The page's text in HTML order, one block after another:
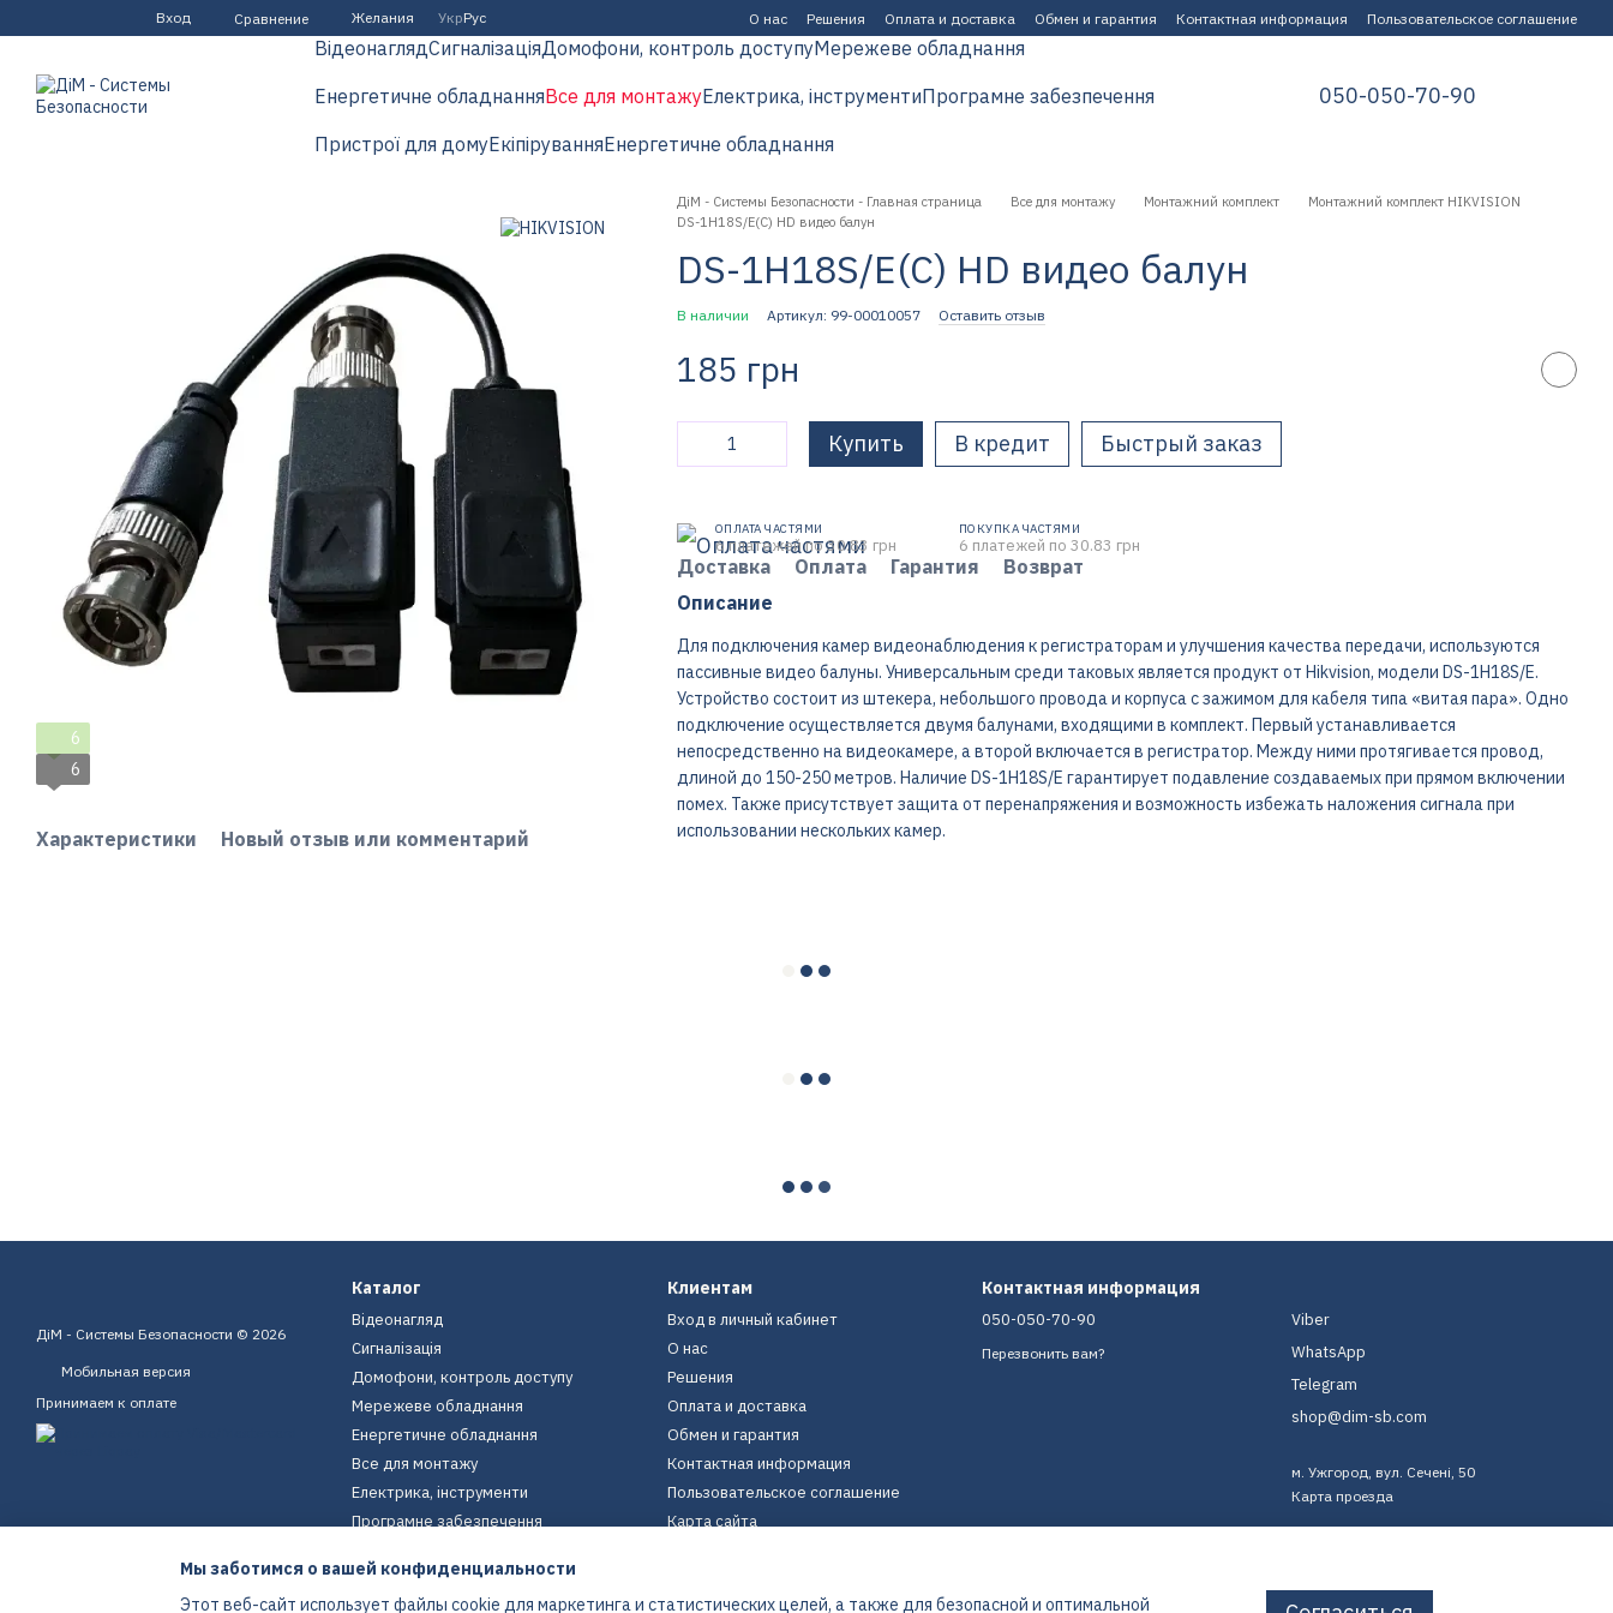
Перейти к основному контенту
Вход Сравнение Желания УкрРус О нас Решения Оплата и доставка Обмен и гарантия Контактная информация Пользовательское соглашение
ВідеонаглядСигналізаціяДомофони, контроль доступуМережеве обладнання
Енергетичне обладнанняВсе для монтажуЕлектрика, інструментиПрограмне забезпечення
Пристрої для домуЕкіпіруванняЕнергетичне обладнання
050-050-70-90
6
6
Характеристики Новый отзыв или комментарий
ДіМ - Системы Безопасности - Главная страница Все для монтажу Монтажний комплект
Монтажний комплект HIKVISION
DS-1H18S/E(C) HD видео балун
DS-1H18S/E(C) HD видео балун
В наличии Артикул: 99-00010057 Оставить отзыв
185 грн
Купить В кредит Быстрый заказ
ОПЛАТА ЧАСТЯМИ
6 платежей по 30.83 грн
ПОКУПКА ЧАСТЯМИ
6 платежей по 30.83 грн
Доставка Оплата Гарантия
Возврат
Описание
Для подключения камер видеонаблюдения к регистраторам и улучшения качества передачи, используются
пассивные видео балуны. Универсальным среди таковых является продукт от Hikvision, модели DS-1H18S/E.
Устройство состоит из штекера, небольшого провода и корпуса с зажимом для кабеля типа «витая пара». Одно
подключение осуществляется двумя балунами, входящими в комплект. Первый устанавливается
непосредственно на видеокамере, а второй включается в регистратор. Между ними протягивается провод,
длиной до 150-250 метров. Наличие DS-1H18S/E гарантирует подавление создаваемых при прямом включении
помех. Также присутствует защита от перенапряжения и возможность избежать наложения сигнала при
использовании нескольких камер.
ДіМ - Системы Безопасности © 2026
Мобильная версия
Принимаем к оплате
Каталог
Відеонагляд
Сигналізація
Домофони, контроль доступу
Мережеве обладнання
Енергетичне обладнання
Все для монтажу
Електрика, інструменти
Програмне забезпечення
Екіпірування
Енергетичне обладнання
Клиентам
Вход в личный кабинет
О нас
Решения
Оплата и доставка
Обмен и гарантия
Контактная информация
Пользовательское соглашение
Карта сайта
Контактная информация
050-050-70-90
Перезвонить вам?
Viber
WhatsApp
Telegram
shop@dim-sb.com
м. Ужгород, вул. Сечені, 50
Карта проезда
Мы заботимся о вашей конфиденциальности
Этот веб-сайт использует файлы cookie для маркетинга и статистических целей, а также для безопасной и оптимальной